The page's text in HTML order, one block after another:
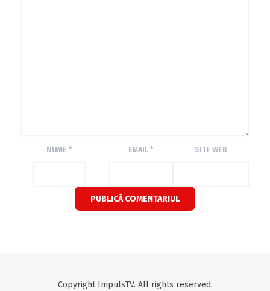
NUME * EMAIL* SITE WEB
Copyright ImpulsTV. All rights reserved.